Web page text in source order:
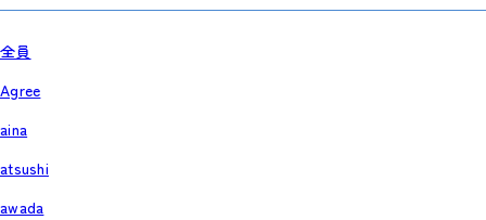
全員
Agree
aina
atsushi
awada